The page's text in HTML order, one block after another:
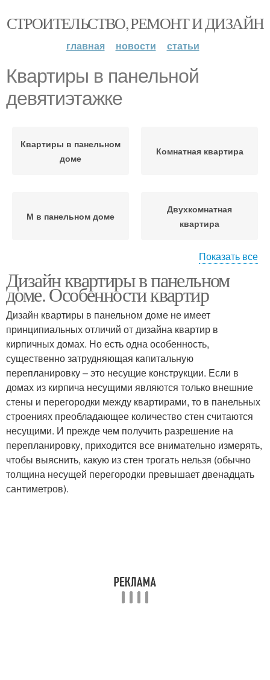
СТРОИТЕЛЬСТВО, РЕМОНТ И ДИЗАЙН
главная новости статьи
Квартиры в панельной
девятиэтажке
Квартиры в панельном
доме
Комнатная квартира
М в панельном доме
Двухкомнатная
квартира
Двушки в панельном
доме
2-комнатная квартира
М в панельной
хрущёвке
Квартира в панельном
доме
Метр в панельном доме
Показать все
Дизайн квартиры в панельном
доме. Особенности квартир
Дизайн квартиры в панельном доме не имеет
принципиальных отличий от дизайна квартир в
кирпичных домах. Но есть одна особенность,
существенно затрудняющая капитальную
перепланировку – это несущие конструкции. Если в
домах из кирпича несущими являются только внешние
стены и перегородки между квартирами, то в панельных
строениях преобладающее количество стен считаются
несущими. И прежде чем получить разрешение на
перепланировку, приходится все внимательно измерять,
чтобы выяснить, какую из стен трогать нельзя (обычно
толщина несущей перегородки превышает двенадцать
сантиметров).